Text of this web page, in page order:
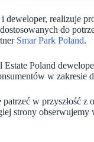
deweloper, realizuje
do
Smar Park Poland.
Estate Poland
w zakresie
w przyszłość
strony